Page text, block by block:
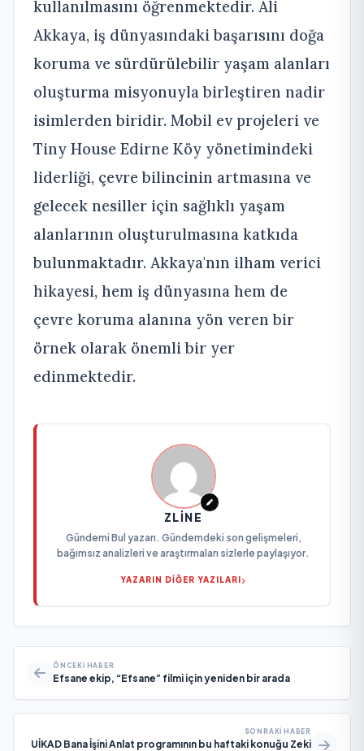
kullanılmasını öğrenmektedir. Ali
Akkaya, iş dünyasındaki başarısını doğa
koruma ve sürdürülebilir yaşam alanları
oluşturma misyonuyla birleştiren nadir
isimlerden biridir. Mobil ev projeleri ve
Tiny House Edirne Köy yönetimindeki
liderliği, çevre bilincinin artmasına ve
gelecek nesiller için sağlıklı yaşam
alanlarının oluşturulmasına katkıda
bulunmaktadır. Akkaya'nın ilham verici
hikayesi, hem iş dünyasına hem de
çevre koruma alanına yön veren bir
örnek olarak önemli bir yer
edinmektedir.
ZLINE
Gündemi Bul yazarı. Gündemdeki son gelişmeleri,
bağımsız analizleri ve araştırmaları sizlerle paylaşıyor.
YAZARIN DİĞER YAZILARI
ÖNCEKI HABER
Efsane ekip, “Efsane” filmi için yeniden bir arada
SONRAKI HABER
UİKAD Bana İşini Anlat programının bu haftaki konuğu Zeki